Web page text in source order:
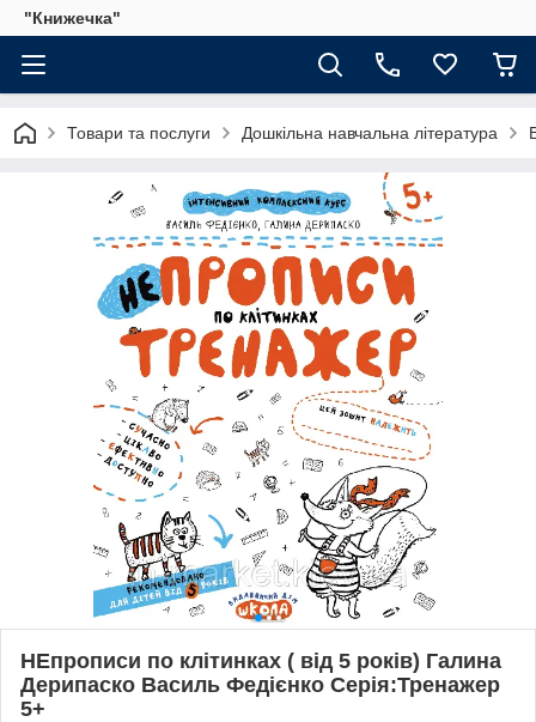
"Книжечка"
Товари та послуги Дошкільна навчальна література
НЕпрописи по клітинках ( від 5 років) Галина
Дерипаско Василь Федієнко Серiя:Тренажер
5+